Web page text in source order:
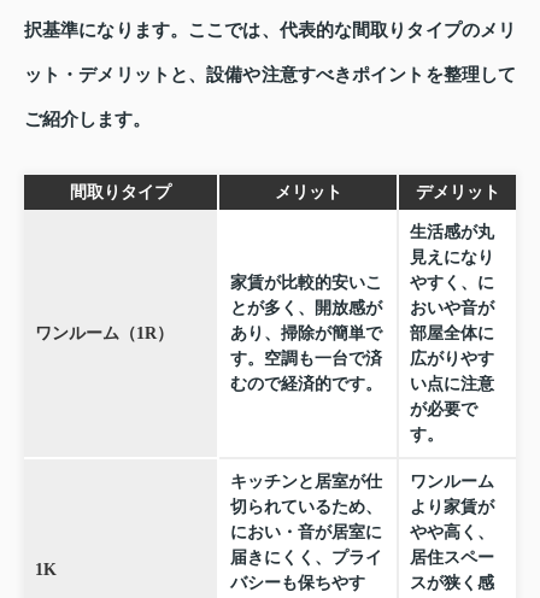
択基準になります。ここでは、代表的な間取りタイプのメリ
ット・デメリットと、設備や注意すべきポイントを整理して
ご紹介します。
間取りタイプ メリット デメリット
ワンルーム（1R）
家賃が比較的安いこ
とが多く、開放感が
あり、掃除が簡単で
す。空調も一台で済
むので経済的です。
生活感が丸
見えになり
やすく、に
おいや音が
部屋全体に
広がりやす
い点に注意
が必要で
す。
1K
キッチンと居室が仕
切られているため、
におい・音が居室に
届きにくく、プライ
バシーも保ちやす
ワンルーム
より家賃が
やや高く、
居住スペー
スが狭く感